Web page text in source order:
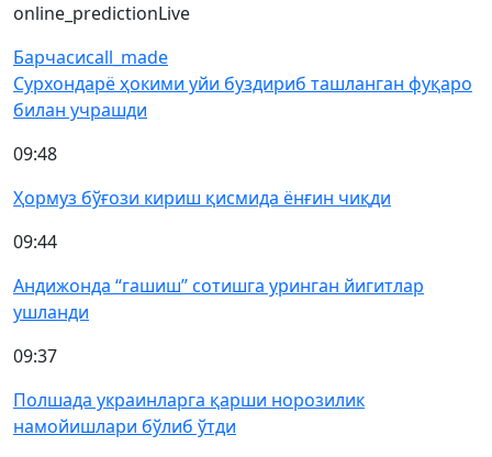
online_predictionLive
Барчасиcall_made
Сурхондарё ҳокими уйи буздириб ташланган фуқаро
билан учрашди
09:48
Ҳормуз бўғози кириш қисмида ёнғин чиқди
09:44
Андижонда “гашиш” сотишга уринган йигитлар
ушланди
09:37
Полшада украинларга қарши норозилик
намойишлари бўлиб ўтди